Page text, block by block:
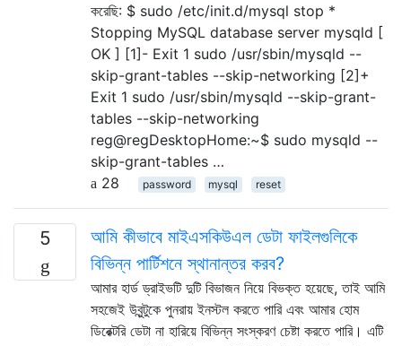
করেছি: $ sudo /etc/init.d/mysql stop *
Stopping MySQL database server mysqld [
OK ] [1]- Exit 1 sudo /usr/sbin/mysqld --
skip-grant-tables --skip-networking [2]+
Exit 1 sudo /usr/sbin/mysqld --skip-grant-
tables --skip-networking
reg@regDesktopHome:~$ sudo mysqld --
skip-grant-tables …
28
password mysql reset
5
আমি কীভাবে মাইএসকিউএল ডেটা ফাইলগুলিকে
বিভিন্ন পার্টিশনে স্থানান্তর করব?
আমার হার্ড ড্রাইভটি দুটি বিভাজন নিয়ে বিভক্ত হয়েছে, তাই আমি
সহজেই উবুন্টুকে পুনরায় ইনস্টল করতে পারি এবং আমার হোম
ডিরেক্টরি ডেটা না হারিয়ে বিভিন্ন সংস্করণ চেষ্টা করতে পারি। এটি